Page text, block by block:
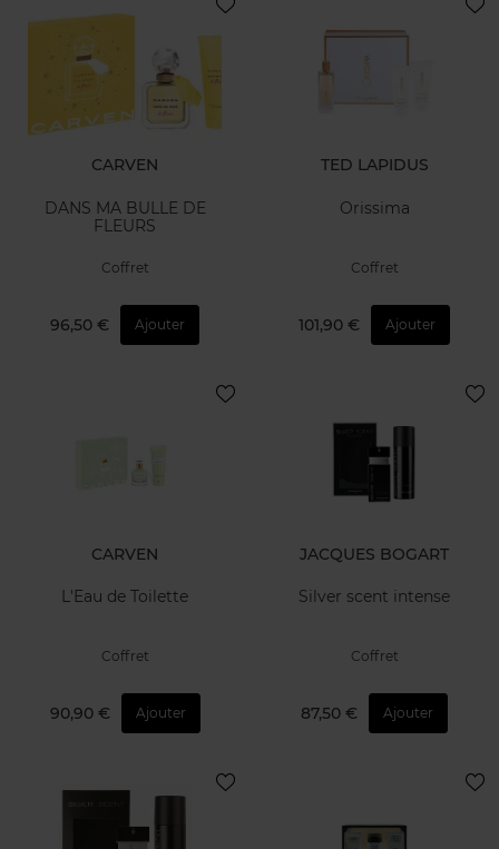
CARVEN
DANS MA BULLE DE
FLEURS
Coffret
96,50 € Ajouter
TED LAPIDUS
Orissima
Coffret
101,90 € Ajouter
CARVEN
L'Eau de Toilette
Coffret
90,90 € Ajouter
JACQUES BOGART
Silver scent intense
Coffret
87,50 € Ajouter